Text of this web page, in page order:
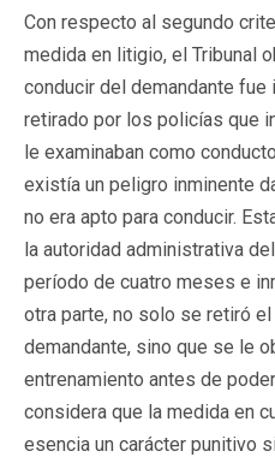
Con respecto al segundo
medida en litigio, el Tribunal
conducir del demandante
retirado por los policías que
le examinaban como
existía un peligro inminente
no era apto para conducir.
la autoridad administrativa
período de cuatro meses e
otra parte, no solo se retiró
demandante, sino que se le
entrenamiento antes de
considera que la medida en
esencia un carácter punitivo